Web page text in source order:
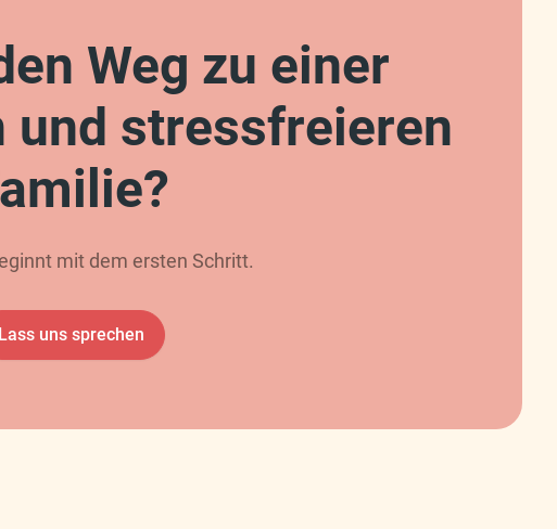
Weg zu einer
stressfreieren
mit dem ersten Schritt.
Lass uns sprechen